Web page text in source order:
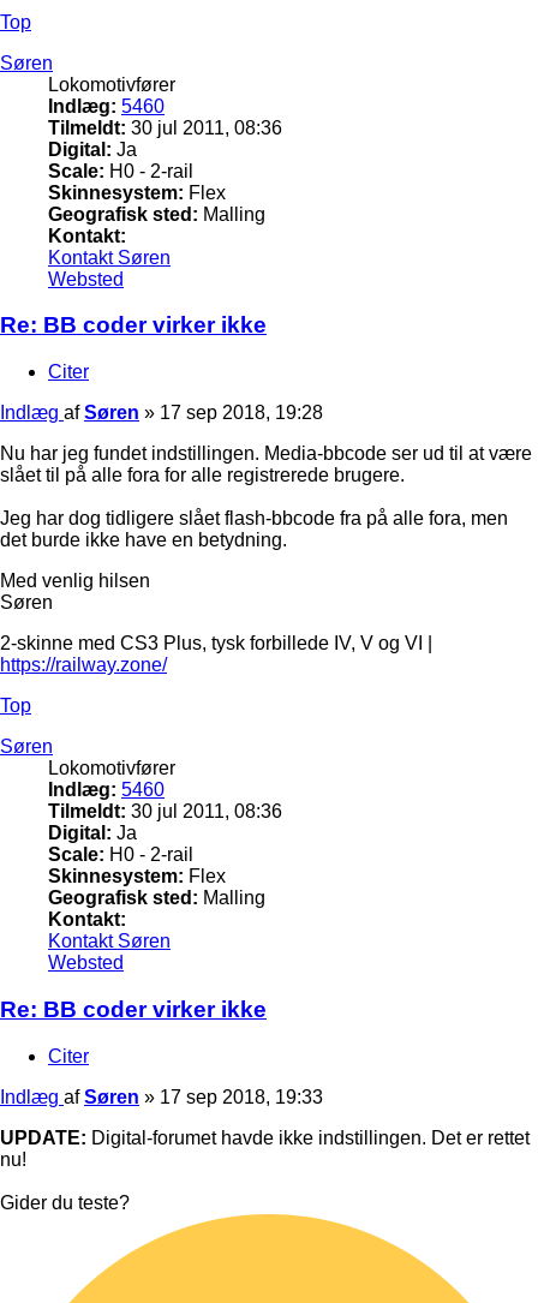
Top
Søren
Lokomotivfører
Indlæg: 5460
Tilmeldt: 30 jul 2011, 08:36
Digital: Ja
Scale: H0 - 2-rail
Skinnesystem: Flex
Geografisk sted: Malling
Kontakt:
Kontakt Søren
Websted
Re: BB coder virker ikke
Citer
Indlæg afSøren » 17 sep 2018, 19:28
Nu har jeg fundet indstillingen. Media-bbcode ser ud til at være
slået til på alle fora for alle registrerede brugere.
Jeg har dog tidligere slået flash-bbcode fra på alle fora, men
det burde ikke have en betydning.
Med venlig hilsen
Søren
2-skinne med CS3 Plus, tysk forbillede IV, V og VI |
https://railway.zone/
Top
Søren
Lokomotivfører
Indlæg: 5460
Tilmeldt: 30 jul 2011, 08:36
Digital: Ja
Scale: H0 - 2-rail
Skinnesystem: Flex
Geografisk sted: Malling
Kontakt:
Kontakt Søren
Websted
Re: BB coder virker ikke
Citer
Indlæg afSøren » 17 sep 2018, 19:33
UPDATE: Digital-forumet havde ikke indstillingen. Det er rettet
nu!
Gider du teste?